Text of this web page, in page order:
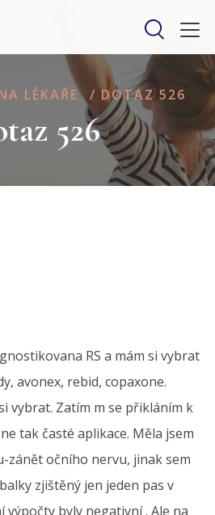
LÉKAŘE / DOTAZ 526
526
RS a mám si vybrat
avonex, rebid, copaxone.
vybrat. Zatím m se přikláním k
tak časté aplikace. Měla jsem
zánět očního nervu, jinak sem
zjištěný jen jeden pas v
byly negativní . Ale na